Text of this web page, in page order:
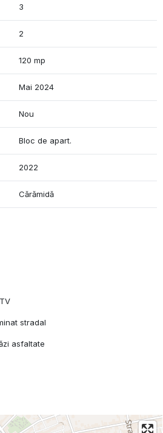
3
2
120 mp
Mai 2024
Nou
Bloc de apart.
2022
Cărămidă
stradal
asfaltate